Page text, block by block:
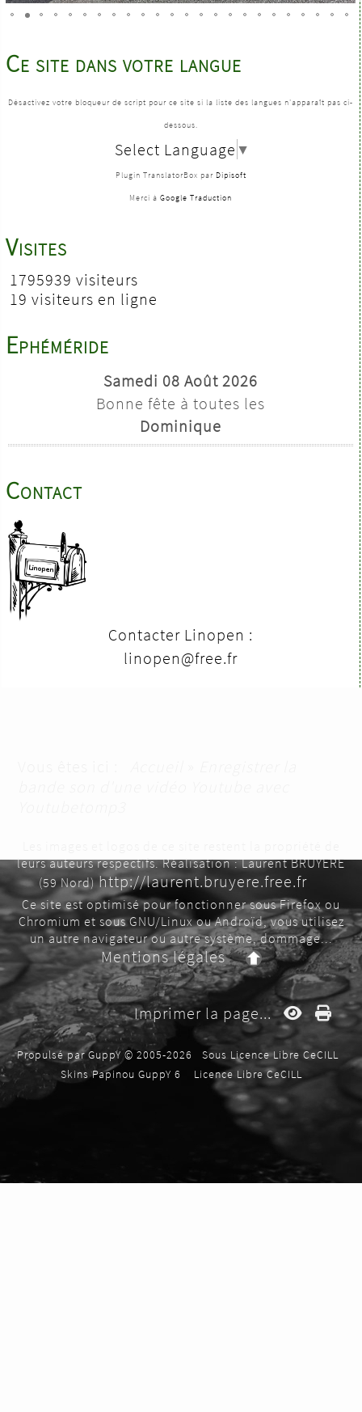
Ce site dans votre langue
Désactivez votre bloqueur de script pour ce site si la liste des langues n'apparaît pas ci-
dessous.
Select Language ▼
Plugin TranslatorBox par Dipisoft
Merci à Google Traduction
Visites
1795939 visiteurs
19 visiteurs en ligne
Ephéméride
Samedi 08 Août 2026
Bonne fête à toutes les
Dominique
Contact
Contacter Linopen :
linopen@free.fr
leurs auteurs respectifs. Réalisation : Laurent BRUYERE
(59 Nord) http://laurent.bruyere.free.fr
Ce site est optimisé pour fonctionner sous Firefox ou
Chromium et sous GNU/Linux ou Androïd, vous utilisez
un autre navigateur ou autre système, dommage...
Mentions légales
Imprimer la page...
Propulsé par GuppY© 2005-2026
Sous Licence Libre CeCILL
Skins Papinou GuppY 6
Licence Libre CeCILL